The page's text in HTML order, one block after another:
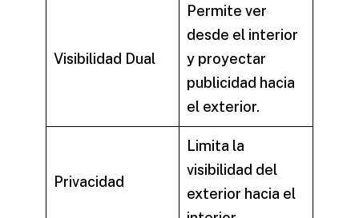
Visibilidad Dual
Permite ver
desde el interior
y proyectar
publicidad hacia
el exterior.
Privacidad
Limita la
visibilidad del
exterior hacia el